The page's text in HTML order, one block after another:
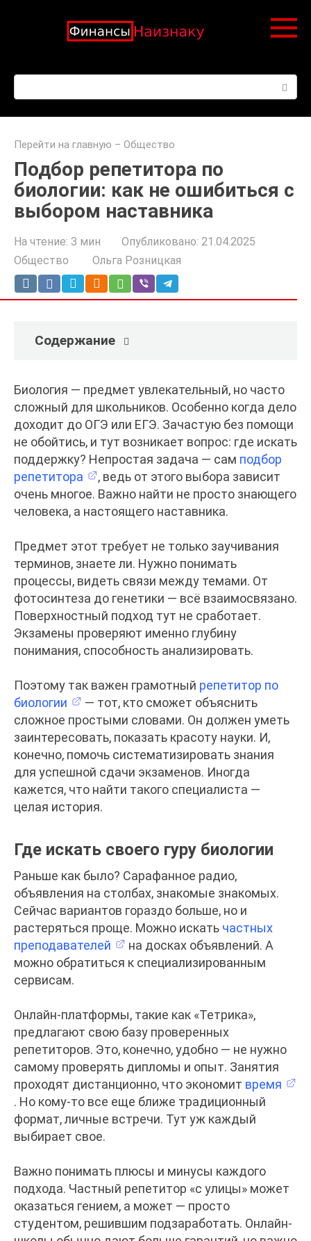
Перейти на главную – Общество
Подбор репетитора по
биологии: как не ошибиться с
выбором наставника
На чтение: 3 мин Опубликовано: 21.04.2025
Общество
Ольга Розницкая
Содержание
Биология — предмет увлекательный, но часто
сложный для школьников. Особенно когда дело
доходит до ОГЭ или ЕГЭ. Зачастую без помощи
не обойтись, и тут возникает вопрос: где искать
поддержку? Непростая задача — сам подбор
репетитора
, ведь от этого выбора зависит
очень многое. Важно найти не просто знающего
человека, а настоящего наставника.
Предмет этот требует не только заучивания
терминов, знаете ли. Нужно понимать
процессы, видеть связи между темами. От
фотосинтеза до генетики — всё взаимосвязано.
Поверхностный подход тут не сработает.
Экзамены проверяют именно глубину
понимания, способность анализировать.
Поэтому так важен грамотный репетитор по
биологии
— тот, кто сможет объяснить
сложное простыми словами. Он должен уметь
заинтересовать, показать красоту науки. И,
конечно, помочь систематизировать знания
для успешной сдачи экзаменов. Иногда
кажется, что найти такого специалиста —
целая история.
Где искать своего гуру биологии
Раньше как было? Сарафанное радио,
объявления на столбах, знакомые знакомых.
Сейчас вариантов гораздо больше, но и
растеряться проще. Можно искать частных
преподавателей
на досках объявлений. А
можно обратиться к специализированным
сервисам.
Онлайн-платформы, такие как «Тетрика»,
предлагают свою базу проверенных
репетиторов. Это, конечно, удобно — не нужно
самому проверять дипломы и опыт. Занятия
проходят дистанционно, что экономит время
. Но кому-то все еще ближе традиционный
формат, личные встречи. Тут уж каждый
выбирает свое.
Важно понимать плюсы и минусы каждого
подхода. Частный репетитор «с улицы» может
оказаться гением, а может — просто
студентом, решившим подзаработать. Онлайн-